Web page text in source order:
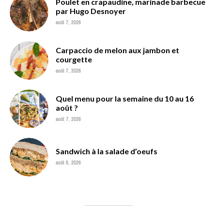
par Hugo Desnoyer
août 7, 2026
Carpaccio de melon aux jambon et
courgette
août 7, 2026
Quel menu pour la semaine du 10 au 16
août ?
août 7, 2026
Sandwich à la salade d’oeufs
août 6, 2026